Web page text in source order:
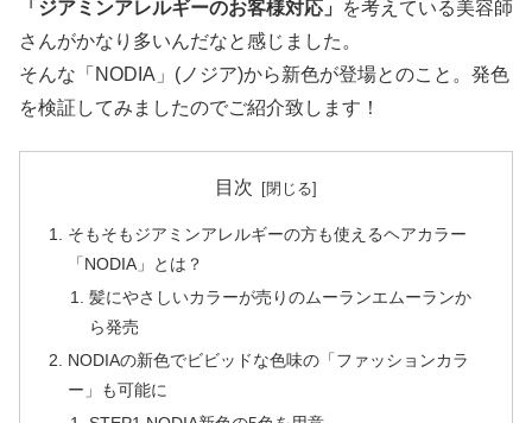
「ジアミンアレルギーのお客様対応」
を考えている美容師
さんがかなり多いんだなと感じました。
そんな「NODIA」(ノジア)から新色が登場とのこと。発色
を検証してみましたのでご紹介致します！
目次
そもそもジアミンアレルギーの方も使えるヘアカラー
「NODIA」とは？
髪にやさしいカラーが売りのムーランエムーランか
ら発売
NODIAの新色でビビッドな色味の「ファッションカラ
ー」も可能に